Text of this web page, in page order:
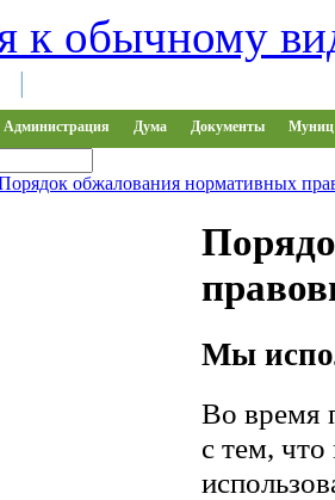
к обычному
|
Администрация Дума Документы Муниц
обжалования нормативных
Мы
Во время
с тем,